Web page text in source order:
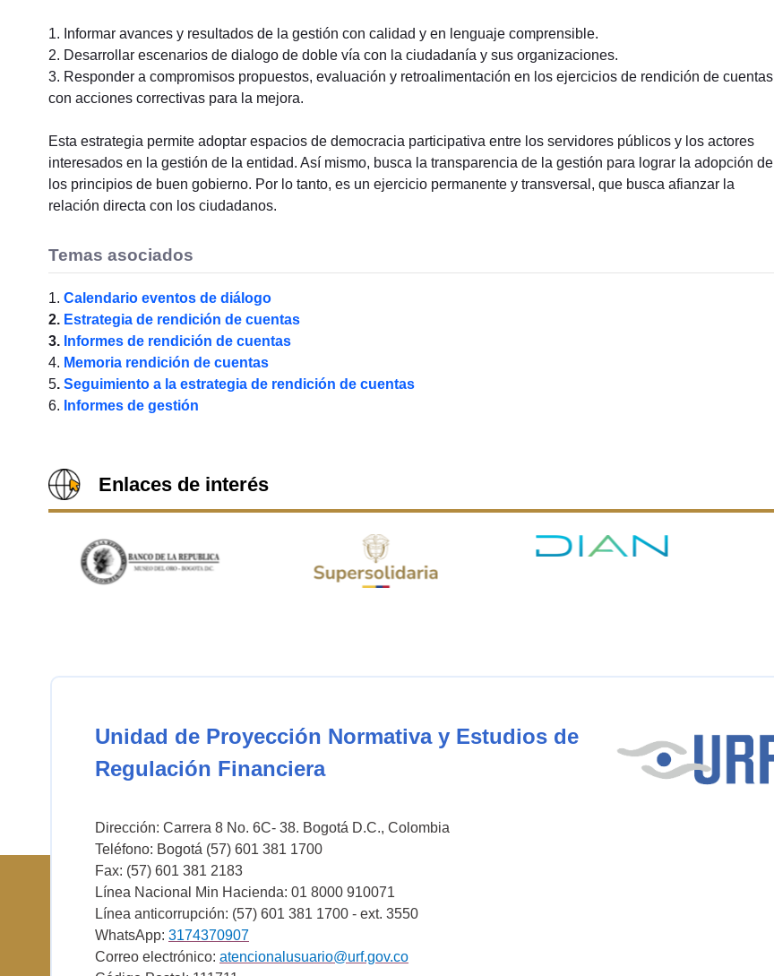
1. Informar avances y resultados de la gestión con calidad y en lenguaje comprensible.
2. Desarrollar escenarios de dialogo de doble vía con la ciudadanía y sus organizaciones.
3. Responder a compromisos propuestos, evaluación y retroalimentación en los ejercicios de rendición de cuentas
con acciones correctivas para la mejora.
Esta estrategia permite adoptar espacios de democracia participativa entre los servidores públicos y los actores
interesados en la gestión de la entidad. Así mismo, busca la transparencia de la gestión para lograr la adopción de
los principios de buen gobierno. Por lo tanto, es un ejercicio permanente y transversal, que busca afianzar la
relación directa con los ciudadanos.
Temas asociados
1. Calendario eventos de diálogo
2.Estrategia de rendición de cuentas
3.Informes de rendición de cuentas
4. Memoria rendición de cuentas
5.Seguimiento a la estrategia de rendición de cuentas
6. Informes de gestión
Enlaces de interés
Unidad de Proyección Normativa y Estudios de
Regulación Financiera
Dirección: Carrera 8 No. 6C- 38. Bogotá D.C., Colombia
Teléfono: Bogotá (57) 601 381 1700
Fax: (57) 601 381 2183
Línea Nacional Min Hacienda: 01 8000 910071
Línea anticorrupción: (57) 601 381 1700 - ext. 3550
WhatsApp: 3174370907
Correo electrónico: atencionalusuario@urf.gov.co